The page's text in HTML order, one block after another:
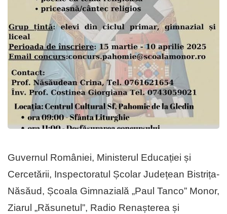
Guvernul României, Ministerul Educației și
Cercetării, Inspectoratul Școlar Județean Bistrița-
Năsăud, Școala Gimnazială „Paul Tanco” Monor,
Ziarul „Răsunetul”, Radio Renașterea și